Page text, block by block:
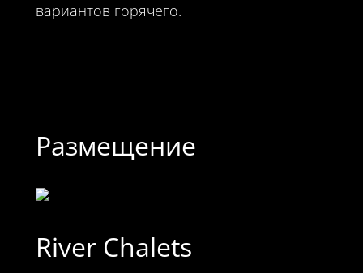
вариантов горячего.
Размещение
River Chalets